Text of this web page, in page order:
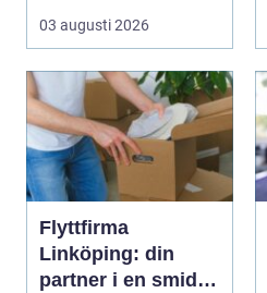
speciellt om man bor...
03 augusti 2026
Flyttfirma
Linköping: din
partner i en smidig